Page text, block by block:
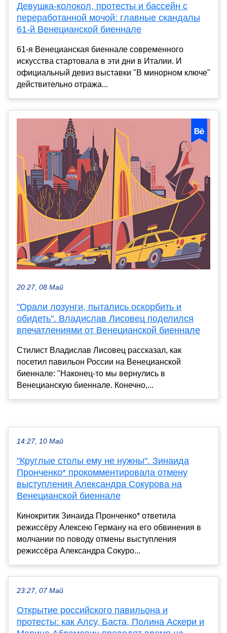
Девушка-колокол, протесты и бассейн с
переработанной мочой: главные скандалы
61-й Венецианской биеннале
61-я Венецианская биеннале современного
искусства стартовала в эти дни в Италии. И
официальный девиз выставки "В минорном ключе"
действительно отража...
20:27, 08 Май
"Орали лозунги, пытались оскорбить и
обидеть". Владислав Лисовец поделился
впечатлениями от Венецианской биеннале
Стилист Владислав Лисовец рассказал, как
посетил павильон России на Венецианской
биеннале: "Наконец-то мы вернулись в
Венецианскую биеннале. Конечно,...
14:27, 10 Май
"Круглые столы ему не нужны". Зинаида
Пронченко* прокомментировала отмену
выступления Александра Сокурова на
Венецианской биеннале
Кинокритик Зинаида Пронченко* ответила
режиссёру Алексею Герману на его обвинения в
молчании по поводу отмены выступления
режиссёра Александра Сокуро...
23:27, 07 Май
Открытие российского павильона и
протесты: как Алсу, Баста, Полина Аскери и